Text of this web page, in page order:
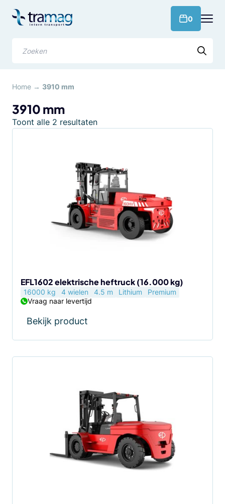
naar
0
Home → 3910 mm
3910 mm
Toont alle 2 resultatenGesorteerd
EFL1602 elektrische heftruck (16.000 kg)
16000 kg 4 wielen 4.5 m Lithium
Premium
Vraag naar levertijd
Bekijk product